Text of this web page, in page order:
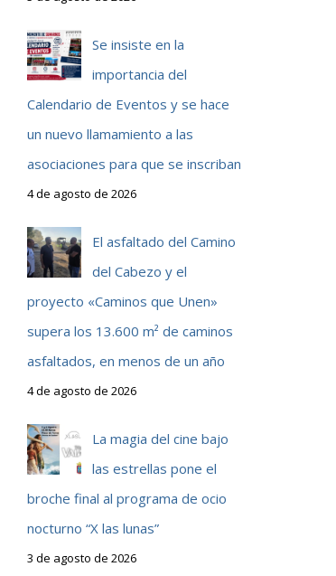
Se insiste en la
importancia del
Calendario de Eventos y se hace
un nuevo llamamiento a las
asociaciones para que se inscriban
4 de agosto de 2026
El asfaltado del Camino
del Cabezo y el
proyecto «Caminos que Unen»
supera los 13.600 m² de caminos
asfaltados, en menos de un año
4 de agosto de 2026
La magia del cine bajo
las estrellas pone el
broche final al programa de ocio
nocturno “X las lunas”
3 de agosto de 2026